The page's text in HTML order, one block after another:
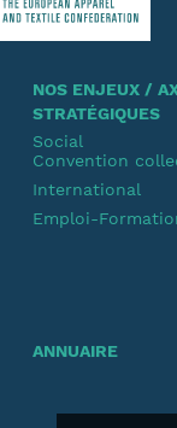
NOS ENJEUX /
STRATÉGIQUES
Social
Convention
International
Emploi-
ANNUAIRE